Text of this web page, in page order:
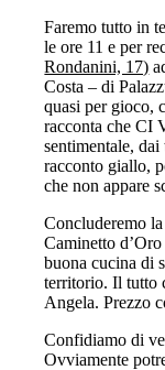
Faremo tutto in
le ore 11 e per
Rondanini, 17)
Costa – di
quasi per gioco,
racconta che CI
sentimentale,
racconto giallo,
che non appare
Concluderemo
Caminetto
buona cucina di
territorio. Il tutto
Angela. Prezzo
Confidiamo di
Ovviamente